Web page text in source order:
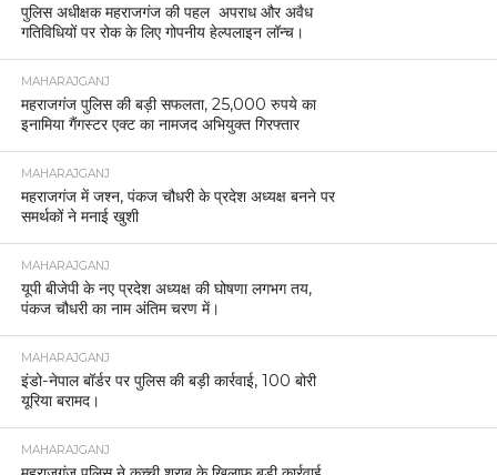
पुलिस अधीक्षक महराजगंज की पहल अपराध और अवैध
गतिविधियों पर रोक के लिए गोपनीय हेल्पलाइन लॉन्च।
MAHARAJGANJ
महराजगंज पुलिस की बड़ी सफलता, 25,000 रुपये का
इनामिया गैंगस्टर एक्ट का नामजद अभियुक्त गिरफ्तार
MAHARAJGANJ
महराजगंज में जश्न, पंकज चौधरी के प्रदेश अध्यक्ष बनने पर
समर्थकों ने मनाई खुशी
MAHARAJGANJ
यूपी बीजेपी के नए प्रदेश अध्यक्ष की घोषणा लगभग तय,
पंकज चौधरी का नाम अंतिम चरण में।
MAHARAJGANJ
इंडो-नेपाल बॉर्डर पर पुलिस की बड़ी कार्रवाई, 100 बोरी
यूरिया बरामद।
MAHARAJGANJ